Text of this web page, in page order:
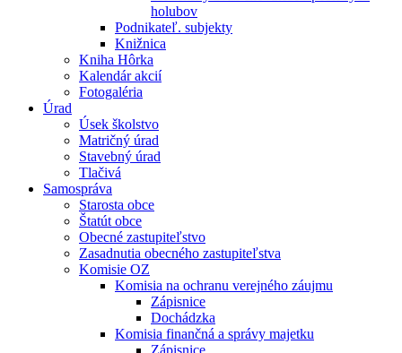
holubov
Podnikateľ. subjekty
Knižnica
Kniha Hôrka
Kalendár akcií
Fotogaléria
Úrad
Úsek školstvo
Matričný úrad
Stavebný úrad
Tlačivá
Samospráva
Starosta obce
Štatút obce
Obecné zastupiteľstvo
Zasadnutia obecného zastupiteľstva
Komisie OZ
Komisia na ochranu verejného záujmu
Zápisnice
Dochádzka
Komisia finančná a správy majetku
Zápisnice